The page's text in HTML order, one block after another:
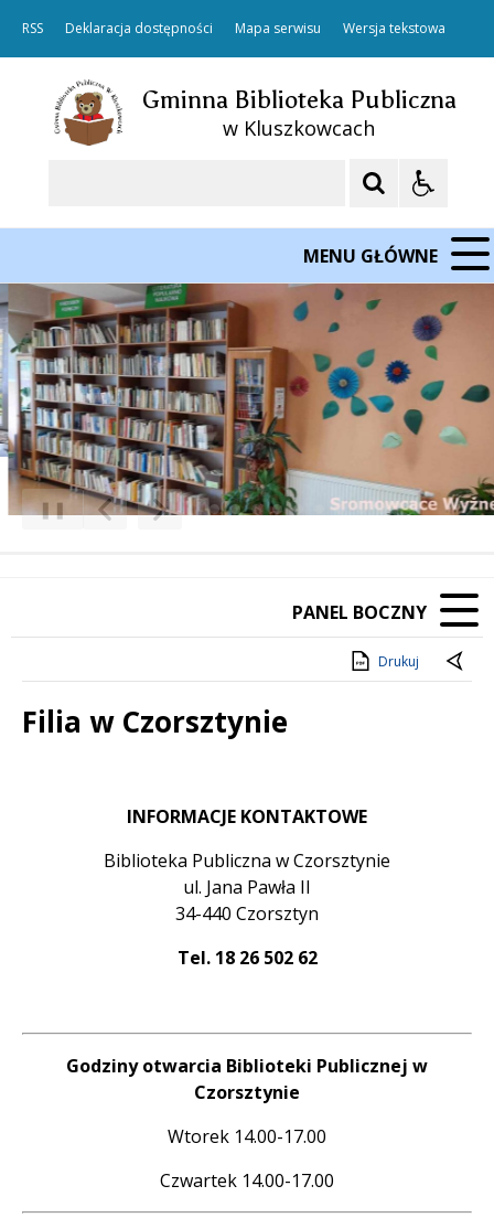
RSS Deklaracja dostępności Mapa serwisu Wersja tekstowa
Gminna Biblioteka Publiczna
w Kluszkowcach
MENU GŁÓWNE
Poprzedni Element
Następny Element
❚❚
PANEL BOCZNY
Drukuj
Filia w Czorsztynie
INFORMACJE KONTAKTOWE
Biblioteka Publiczna w Czorsztynie
ul. Jana Pawła II
34-440 Czorsztyn
Tel. 18 26 502 62
Godziny otwarcia Biblioteki Publicznej w
Czorsztynie
Wtorek 14.00-17.00
Czwartek 14.00-17.00